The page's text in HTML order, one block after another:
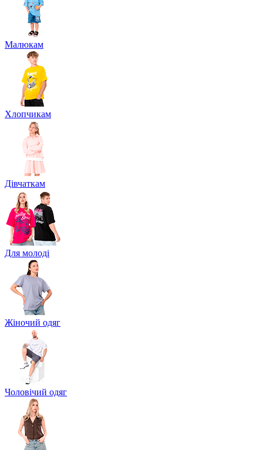
Малюкам
Хлопчикам
Дівчаткам
Для молоді
Жіночий одяг
Чоловічий одяг